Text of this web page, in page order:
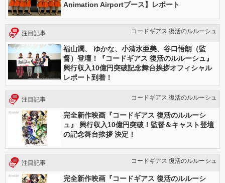
Animation Airportブース】レポート
注目記事 コードギアス 復活のルルーシュ
福山潤、 ゆかな、小清水亜美、谷口悟朗（監
督）登壇！『コードギアス 復活のルルーシュ』
興行収入10億円突破記念舞台挨拶オフィシャル
レポート到着！
注目記事 コードギアス 復活のルルーシュ
完全新作映画『コードギアス 復活のルルーシ
ュ』 興行収入10億円突破！監督＆キャスト登壇
の記念舞台挨拶 決定！
注目記事 コードギアス 復活のルルーシュ
完全新作映画『コードギアス 復活のルルーシ